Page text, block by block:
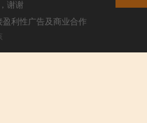
谢谢
利性广告及商业合作